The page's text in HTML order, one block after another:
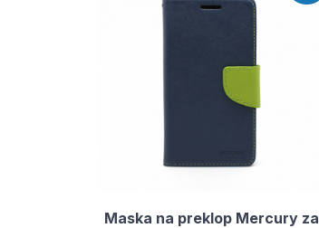
Maska na preklop Mercury za